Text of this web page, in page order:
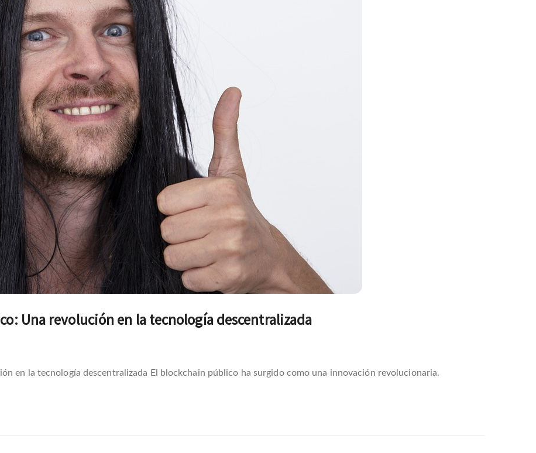
Una revolución en la tecnología descentralizada
en la tecnología descentralizada El blockchain público ha surgido como una innovación revolucionaria.